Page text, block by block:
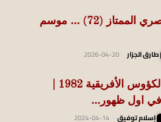
سجل نتائج الدوري المصري الممتاز (72) … موسم
طارق الجزار 2026-04-20
في اول ظهور...
إسلام توفيق 2024-04-14